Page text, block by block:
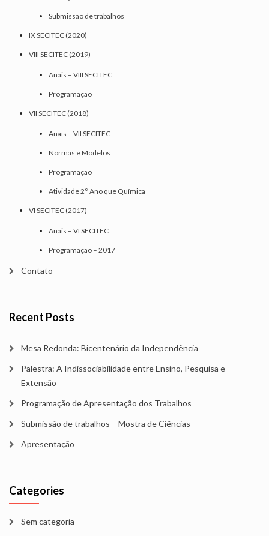
Submissão de trabalhos
IX SECITEC (2020)
VIII SECITEC (2019)
Anais – VIII SECITEC
Programação
VII SECITEC (2018)
Anais – VII SECITEC
Normas e Modelos
Programação
Atividade 2° Ano que Química
VI SECITEC (2017)
Anais – VI SECITEC
Programação – 2017
Contato
Recent Posts
Mesa Redonda: Bicentenário da Independência
Palestra: A Indissociabilidade entre Ensino, Pesquisa e
Extensão
Programação de Apresentação dos Trabalhos
Submissão de trabalhos – Mostra de Ciências
Apresentação
Categories
Sem categoria